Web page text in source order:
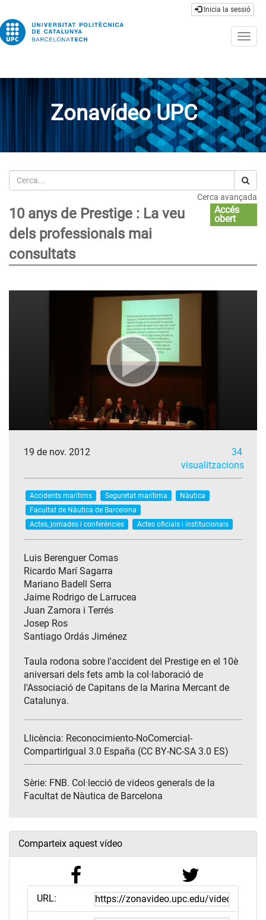
Inicia la sessió
Zonavídeo UPC
Cerca
Cerca avançada
10 anys de Prestige : La veu
dels professionals mai
consultats
Accés
obert
19 de nov. 2012
34
visualitzacions
Accidents marítims Seguretat marítima
Nàutica
Facultat de Nàutica de Barcelona
Actes, jornades i conferències
Actes oficials i institucionals
Luis Berenguer Comas
Ricardo Marí Sagarra
Mariano Badell Serra
Jaime Rodrigo de Larrucea
Juan Zamora i Terrés
Josep Ros
Santiago Ordás Jiménez
Taula rodona sobre l'accident del Prestige en el 10è
aniversari dels fets amb la col·laboració de
l'Associació de Capitans de la Marina Mercant de
Catalunya.
Llicència: Reconocimiento-NoComercial-
CompartirIgual 3.0 España (CC BY-NC-SA 3.0 ES)
Sèrie: FNB. Col·lecció de videos generals de la
Facultat de Nàutica de Barcelona
Comparteix aquest vídeo
URL: